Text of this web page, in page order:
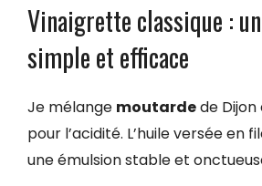
Vinaigrette classique :
simple et efficace
Je mélange moutardede
pour l’acidité. L’huile versée en
une émulsion stable et